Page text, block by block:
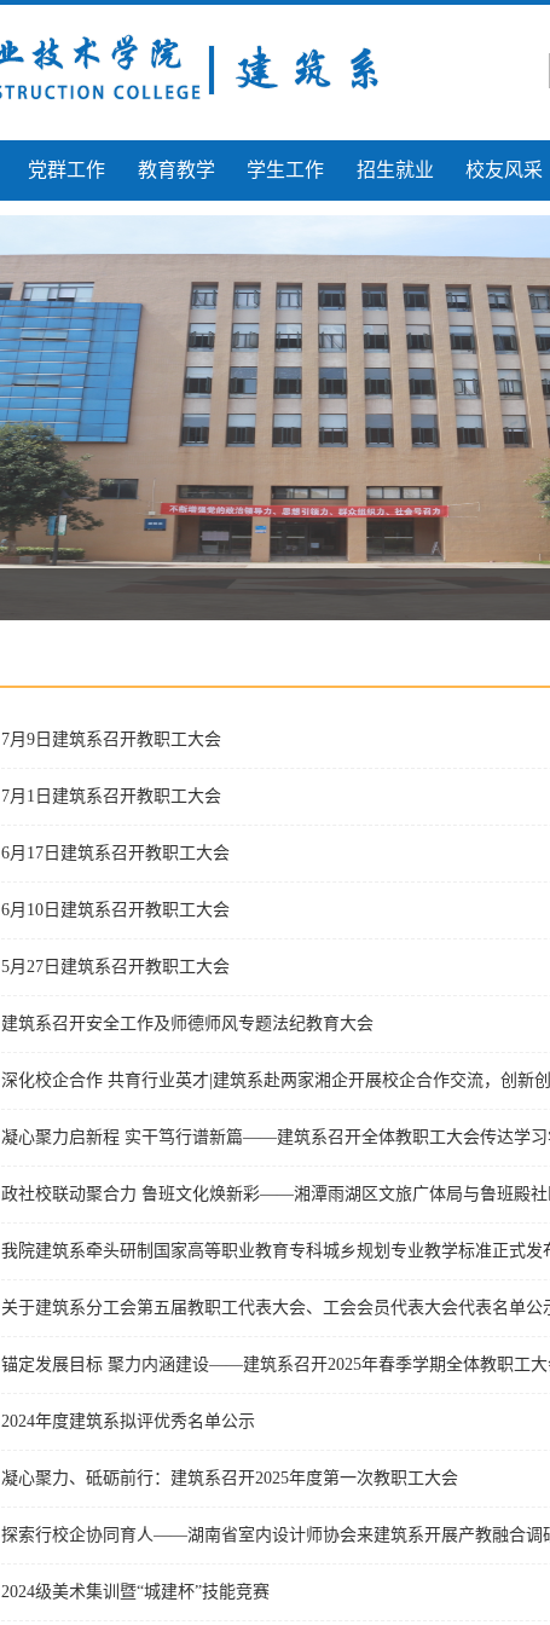
党群工作 教育教学 学生工作 招生就业 校友风采
7月9日建筑系召开教职工大会
7月1日建筑系召开教职工大会
6月17日建筑系召开教职工大会
6月10日建筑系召开教职工大会
5月27日建筑系召开教职工大会
建筑系召开安全工作及师德师风专题法纪教育大会
深化校企合作 共育行业英才|建筑系赴两家湘企开展校企合作交流，创新
政社校联动聚合力 鲁班文化焕新彩——湘潭雨湖区文旅广体局与鲁班殿
我院建筑系牵头研制国家高等职业教育专科城乡规划专业教学标准正式发
关于建筑系分工会第五届教职工代表大会、工会会员代表大会代表名单公
锚定发展目标 聚力内涵建设——建筑系召开2025年春季学期全体教职工
2024年度建筑系拟评优秀名单公示
凝心聚力、砥砺前行：建筑系召开2025年度第一次教职工大会
探索行校企协同育人——湖南省室内设计师协会来建筑系开展产教融合调
2024级美术集训暨“城建杯”技能竞赛